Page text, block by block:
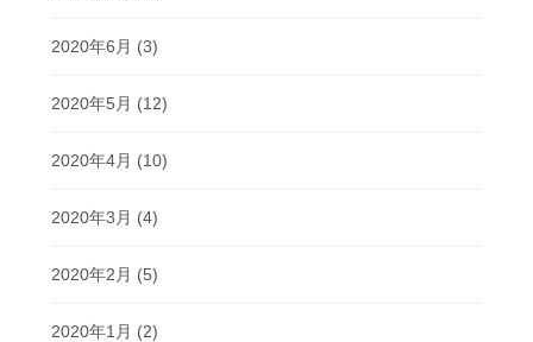
2020年6月 (3)
2020年5月 (12)
2020年4月 (10)
2020年3月 (4)
2020年2月 (5)
2020年1月 (2)